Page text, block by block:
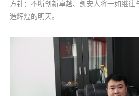
方针：不断创新卓越、凯安人将一如继往
造辉煌的明天。